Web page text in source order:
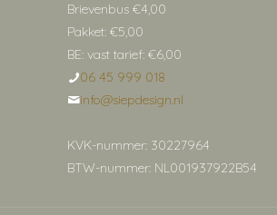
Brievenbus €4,00
Pakket: €5,00
BE: vast tarief: €6,00
06 45 999 018
info@siepdesign.nl
KVK-nummer: 30227964
BTW-nummer: NL001937922B54